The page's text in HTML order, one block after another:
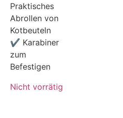
Praktisches
Abrollen von
Kotbeuteln
✔ Karabiner
zum
Befestigen
Nicht vorrätig